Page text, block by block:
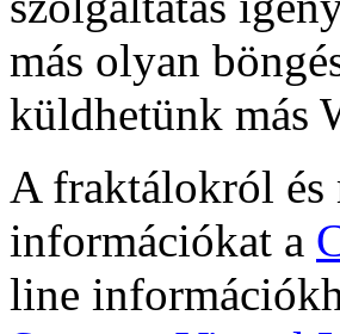
más olyan
küldhetünk más
A fraktálokról és
információkat a
line